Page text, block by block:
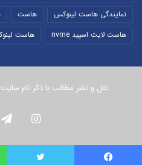
نمایندگی هاست لینوکس
هاست
هاست لایت اسپید nvme
هاست
نقل و نشر مطالب با ذکر نام سایت